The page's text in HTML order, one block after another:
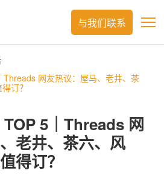
与我们联系
Threads 网友热议：屋马、老井、茶
订？
5｜Threads 网
老井、茶六、风
得订？